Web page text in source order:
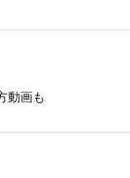
動画も